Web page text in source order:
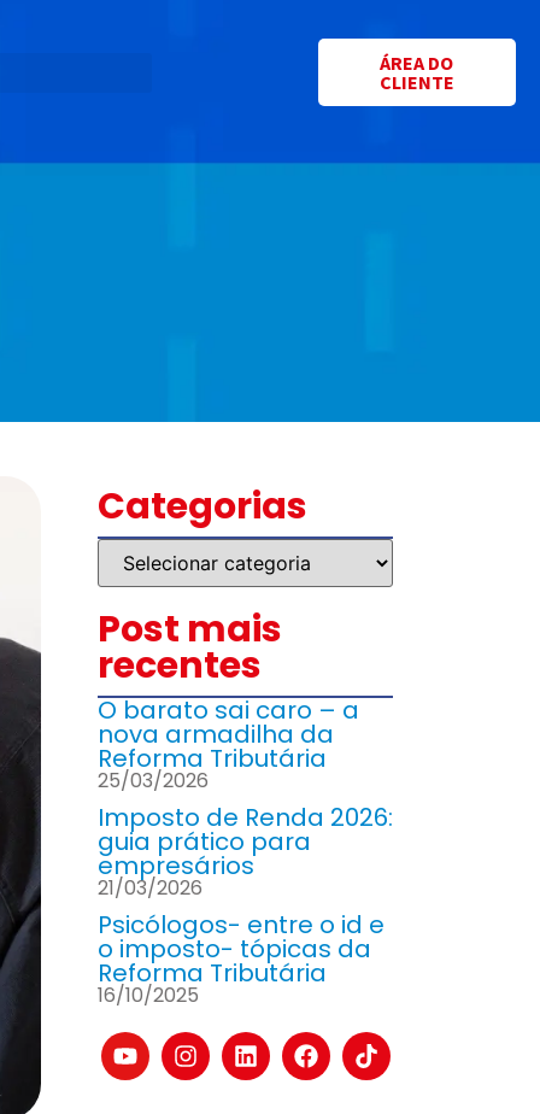
ÁREA DO
CLIENTE
Categorias
Post mais
recentes
O barato sai caro – a
nova armadilha da
Reforma Tributária
25/03/2026
Imposto de Renda 2026:
guia prático para
empresários
21/03/2026
Psicólogos- entre o id e
o imposto- tópicas da
Reforma Tributária
16/10/2025